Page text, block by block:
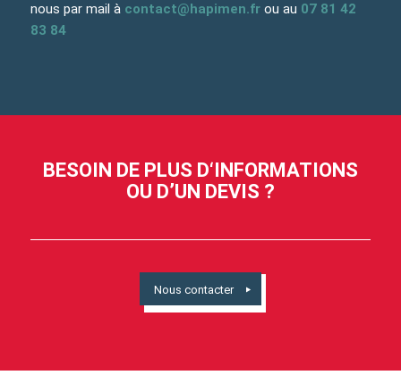
nous par mail à contact@hapimen.frou au 07 81 42
83 84
BESOIN DE PLUS D‘INFORMATIONS
OU D’UN DEVIS ?
Nous contacter